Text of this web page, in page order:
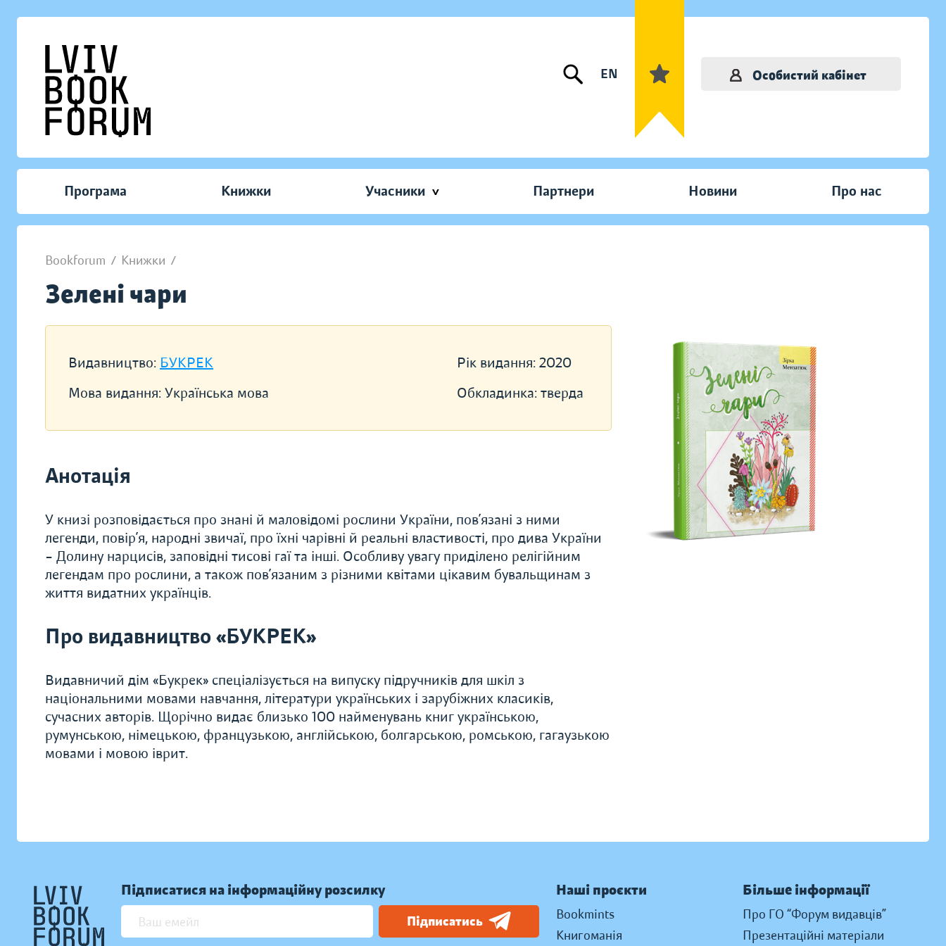
EN Особистий кабінет
Програма Книжки Учасники Партнери Новини Про нас
Bookforum / Книжки /
Зелені чари
Видавництво: БУКРЕК
Мова видання: Українська мова
Рік видання: 2020
Обкладинка: тверда
Анотація
У книзі розповідається про знані й маловідомі рослини України, пов’язані з ними
легенди, повір’я, народні звичаї, про їхні чарівні й реальні властивості, про дива України
– Долину нарцисів, заповідні тисові гаї та інші. Особливу увагу приділено релігійним
легендам про рослини, а також пов’язаним з різними квітами цікавим бувальщинам з
життя видатних українців.
Про видавництво «БУКРЕК»
Видавничий дім «Букрек» спеціалізується на випуску підручників для шкіл з
національними мовами навчання, літератури українських і зарубіжних класиків,
сучасних авторів. Щорічно видає близько 100 найменувань книг українською,
румунською, німецькою, французькою, англійською, болгарською, ромською, гагаузькою
мовами і мовою іврит.
Підписатися на інформаційну розсилку
Підписатись
Наші проєкти
Bookmints
Книгоманія
Більше інформації
Про ГО “Форум видавців”
Презентаційні матеріали